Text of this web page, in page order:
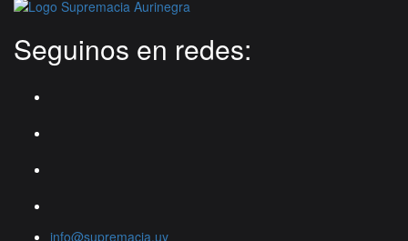
Seguinos en redes:
info@supremacia.uy